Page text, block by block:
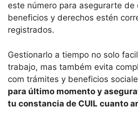
este número para asegurarte de
beneficios y derechos estén
registrados.
Gestionarlo a tiempo no solo
trabajo, mas também evita
com trámites y beneficios
para último momento y
tu constancia de CUIL cuanto